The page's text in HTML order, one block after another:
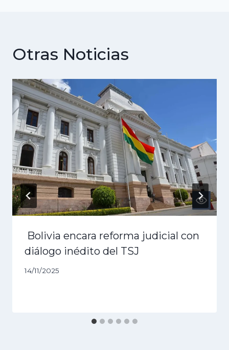
Otras Noticias
Bolivia encara reforma judicial con
diálogo inédito del TSJ
14/11/2025